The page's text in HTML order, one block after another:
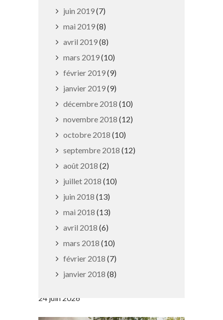
juin 2019(7)
mai 2019(8)
avril 2019(8)
mars 2019(10)
février 2019(9)
janvier 2019(9)
décembre 2018 (10)
novembre 2018 (12)
octobre 2018 (10)
septembre 2018 (12)
août 2018 (2)
juillet 2018 (10)
juin 2018 (13)
mai 2018 (13)
avril 2018 (6)
mars 2018 (10)
février 2018 (7)
janvier 2018 (8)
Vigilance météo rouge :
mesures de prévention
25 juin 2026
Mise au point sur une vaine
polémique
24 juin 2026